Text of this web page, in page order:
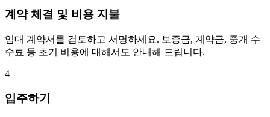
계약 체결 및 비용 지불
임대 계약서를 검토하고 서명하세요. 보증금, 계약금, 중개 수
수료 등 초기 비용에 대해서도 안내해 드립니다.
4
입주하기